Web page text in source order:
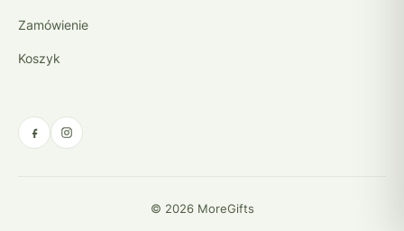
Zamówienie
Koszyk
© 2026 MoreGifts